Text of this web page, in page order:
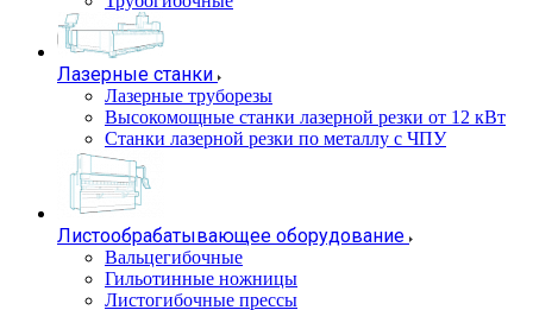
Лазерные станки
Лазерные труборезы
Высокомощные станки лазерной резки от 12 кВт
Станки лазерной резки по металлу с ЧПУ
Листообрабатывающее оборудование
Вальцегибочные
Гильотинные ножницы
Листогибочные прессы